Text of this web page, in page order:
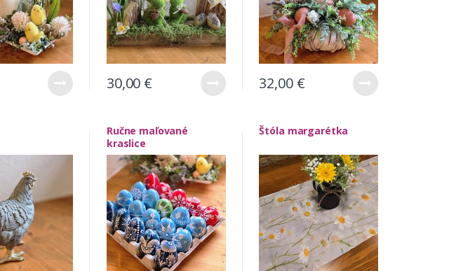
30,00 € 32,00 €
Ručne maľované
kraslice
Štóla margarétka